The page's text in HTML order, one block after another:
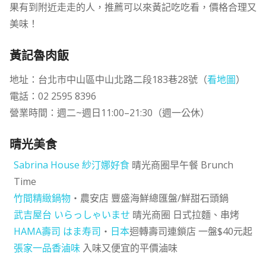
果有到附近走走的人，推薦可以來黃記吃吃看，價格合理又
美味！
黃記魯肉飯
地址：台北市中山區中山北路二段183巷28號（看地圖）
電話：02 2595 8396
營業時間：週二~週日11:00–21:30（週一公休）
晴光美食
Sabrina House 紗汀娜好食晴光商圈早午餐 Brunch
Time
竹間精緻鍋物・農安店 豐盛海鮮總匯盤/鮮甜石頭鍋
武吉屋台 いらっしゃいませ 晴光商圈 日式拉麵、串烤
HAMA壽司 はま寿司 ・ 日本迴轉壽司連鎖店 一盤$40元起
張家一品香滷味入味又便宜的平價滷味